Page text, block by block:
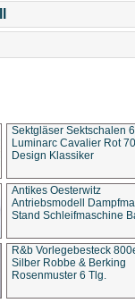
Sektgläser Sektschalen
Luminarc Cavalier Rot
Design Klassiker
Antikes Oesterwitz
Antriebsmodell
Stand Schleifmaschine
R&b Vorlegebesteck
Silber Robbe & Berking
Rosenmuster 6 Tlg.